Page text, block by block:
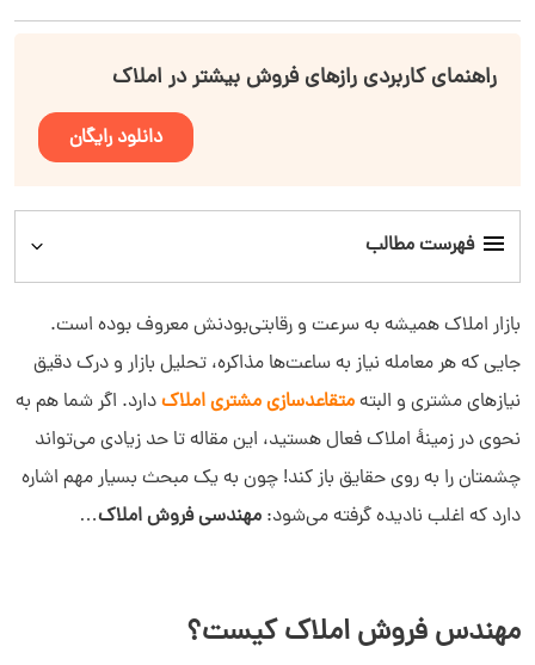
راهنمای کاربردی رازهای فروش بیشتر در املاک
دانلود رایگان
فهرست مطالب
چرا داشتن مهندس فروش یک مزیت رقابتی است؟
نقش مهندسی فروش املاک در ارائه راهکارهای اختصاصی
روش‌های تأمین مالی در مهندسی فروش
مهندسی فروش و برنامه‌ریزی فنی و اقتصادی در پروژه‌های املاک
بازار املاک همیشه به سرعت و رقابتی‌بودنش معروف بوده است.
جایی که هر معامله نیاز به ساعت‌ها مذاکره، تحلیل بازار و درک دقیق
نیازهای مشتری و البتهمتقاعدسازی مشتری املاکدارد. اگر شما هم به
نحوی در زمینۀ املاک فعال هستید، این مقاله تا حد زیادی می‌تواند
چشمتان را به روی حقایق باز کند! چون به یک مبحث بسیار مهم اشاره
دارد که اغلب نادیده گرفته می‌شود: مهندسی فروش املاک…
مهندس فروش املاک کیست؟